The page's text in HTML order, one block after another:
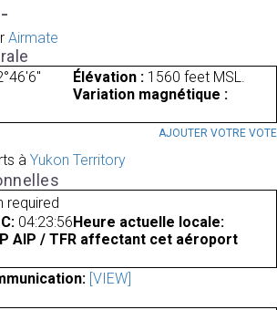
Airmate
Élévation : 1560 feet MSL.
Variation magnétique :
AJOUTER VOTRE VOTE
à Yukon Territory
required
04:23:56 Heure actuelle locale:
AIP / TFR affectant cet aéroport
[VIEW]